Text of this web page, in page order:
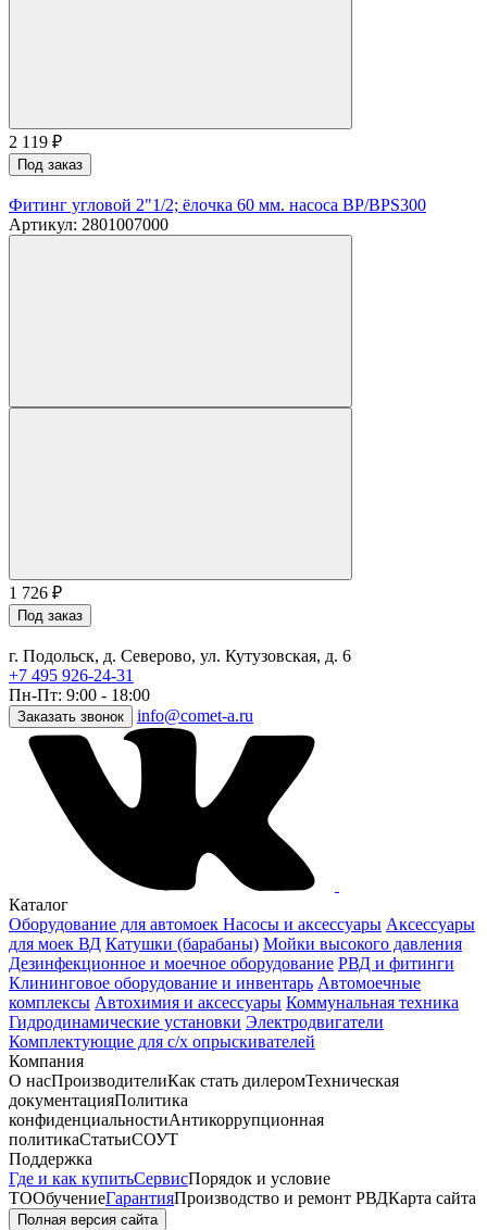
2 119 ₽
Под заказ
Фитинг угловой 2"1/2; ёлочка 60 мм. насоса BP/BPS300
Артикул: 2801007000
1 726 ₽
Под заказ
г. Подольск, д. Северово, ул. Кутузовская, д. 6
+7 495 926-24-31
Пн-Пт: 9:00 - 18:00
Заказать звонок info@comet-a.ru
Каталог
Оборудование для автомоек Насосы и аксессуары Аксессуары
для моек ВД Катушки (барабаны) Мойки высокого давления
Дезинфекционное и моечное оборудование РВД и фитинги
Клининговое оборудование и инвентарь Автомоечные
комплексы Автохимия и аксессуары Коммунальная техника
Гидродинамические установки Электродвигатели
Комплектующие для с/х опрыскивателей
Компания
О насПроизводителиКак стать дилеромТехническая
документацияПолитика
конфиденциальностиАнтикоррупционная
политикаСтатьиСОУТ
Поддержка
Где и как купитьСервисПорядок и условие
ТООбучениеГарантияПроизводство и ремонт РВДКарта сайта
Полная версия сайта